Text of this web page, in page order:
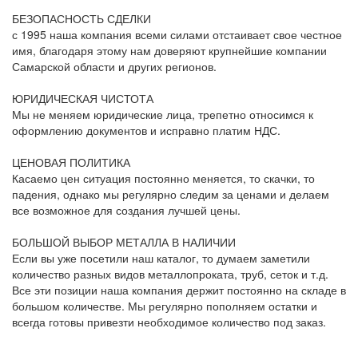
БЕЗОПАСНОСТЬ СДЕЛКИ
с 1995 наша компания всеми силами отстаивает свое честное
имя, благодаря этому нам доверяют крупнейшие компании
Самарской области и других регионов.
ЮРИДИЧЕСКАЯ ЧИСТОТА
Мы не меняем юридические лица, трепетно относимся к
оформлению документов и исправно платим НДС.
ЦЕНОВАЯ ПОЛИТИКА
Касаемо цен ситуация постоянно меняется, то скачки, то
падения, однако мы регулярно следим за ценами и делаем
все возможное для создания лучшей цены.
БОЛЬШОЙ ВЫБОР МЕТАЛЛА В НАЛИЧИИ
Если вы уже посетили наш каталог, то думаем заметили
количество разных видов металлопроката, труб, сеток и т.д.
Все эти позиции наша компания держит постоянно на складе в
большом количестве. Мы регулярно пополняем остатки и
всегда готовы привезти необходимое количество под заказ.